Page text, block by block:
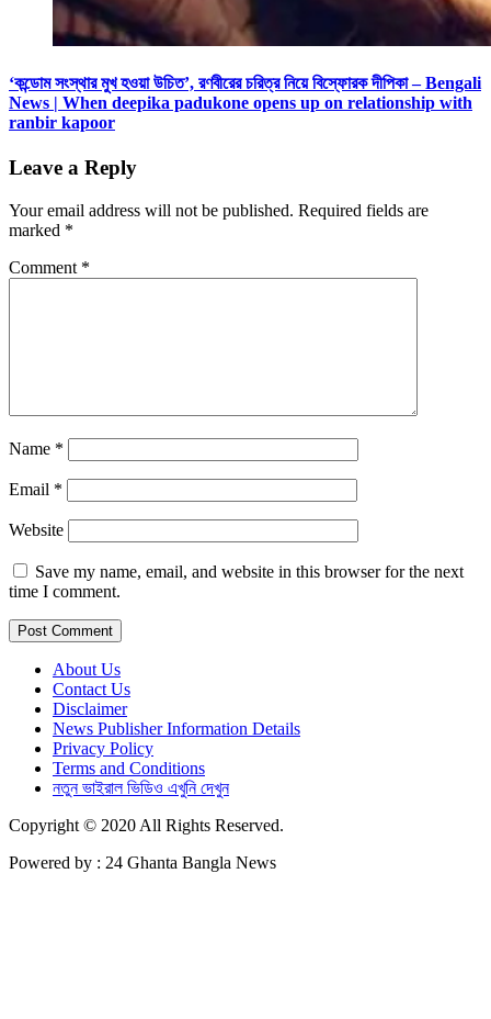
‘কন্ডোম সংস্থার মুখ হওয়া উচিত’, রণবীরের চরিত্র নিয়ে বিস্ফোরক দীপিকা – Bengali
News | When deepika padukone opens up on relationship with
ranbir kapoor
Leave a Reply
Your email address will not be published. Required fields are
marked *
Comment *
Name *
Email *
Website
Save my name, email, and website in this browser for the next
time I comment.
About Us
Contact Us
Disclaimer
News Publisher Information Details
Privacy Policy
Terms and Conditions
নতুন ভাইরাল ভিডিও এখুনি দেখুন
Copyright © 2020 All Rights Reserved.
Powered by : 24 Ghanta Bangla News